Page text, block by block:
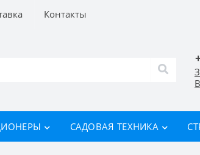
Контакты
САДОВАЯ ТЕХНИКА